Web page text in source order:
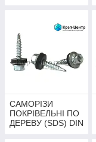
САМОРІЗИ
ПОКРІВЕЛЬНІ ПО
ДЕРЕВУ (SDS) DIN